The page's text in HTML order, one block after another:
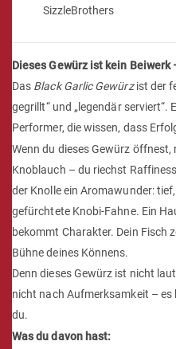
SizzleBrothers
Dieses Gewürz ist kein
Das Black Garlic Gewürzist der
gegrillt“ und „legendär serviert“.
Performer, die wissen, dass
Wenn du dieses Gewürz
Knoblauch – du riechst
der Knolle ein Aromawunder:
gefürchtete Knobi-Fahne. Ein
bekommt Charakter. Dein Fisch
Bühne deines Könnens.
Denn dieses Gewürz ist nicht
nicht nach Aufmerksamkeit –
du.
Was du davon hast: